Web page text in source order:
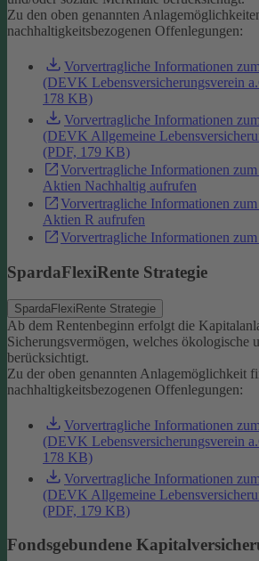
Zu den oben genannten
nachhaltigkeitsbezogenen Offenlegungen:
Vorvertragliche Informationen
(DEVK Lebensversicherungsverein
178 KB)
Vorvertragliche Informationen
(DEVK Allgemeine
(PDF, 179 KB)
Vorvertragliche Informationen
Aktien Nachhaltig aufrufen
Vorvertragliche Informationen
Aktien R aufrufen
Vorvertragliche Informationen
SpardaFlexiRente Strategie
SpardaFlexiRente Strategie
Ab dem Rentenbeginn erfolgt die
Sicherungsvermögen, welches ökologische
berücksichtigt.
Zu der oben genannten Anlagemöglichkeit
nachhaltigkeitsbezogenen Offenlegungen:
Vorvertragliche Informationen
(DEVK Lebensversicherungsverein
178 KB)
Vorvertragliche Informationen
(DEVK Allgemeine
(PDF, 179 KB)
Fondsgebundene